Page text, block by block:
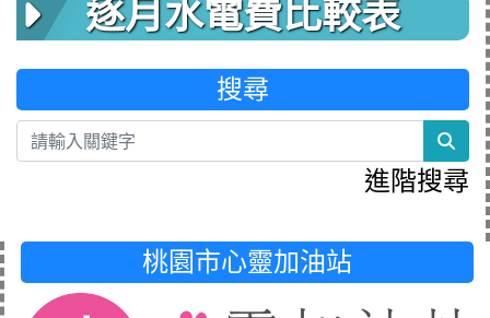
逐月水電費比較表
搜尋
進階搜尋
桃園市心靈加油站